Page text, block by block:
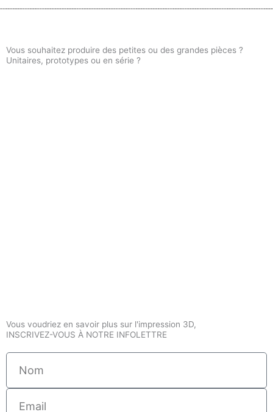
Vous souhaitez produire des petites ou des grandes pièces ?
Unitaires, prototypes ou en série ?
Vous voudriez en savoir plus sur l'impression 3D,
INSCRIVEZ-VOUS À NOTRE INFOLETTRE